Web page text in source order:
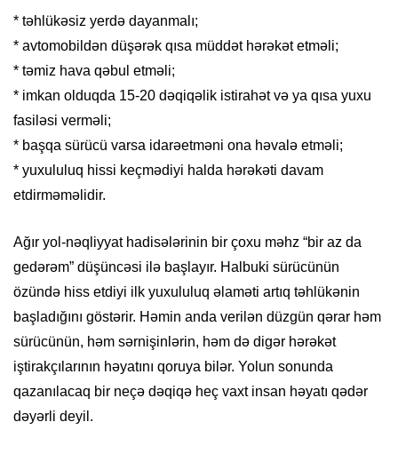
* təhlükəsiz yerdə dayanmalı;
* avtomobildən düşərək qısa müddət hərəkət etməli;
* təmiz hava qəbul etməli;
* imkan olduqda 15-20 dəqiqəlik istirahət və ya qısa yuxu
fasiləsi verməli;
* başqa sürücü varsa idarəetməni ona həvalə etməli;
* yuxululuq hissi keçmədiyi halda hərəkəti davam
etdirməməlidir.
Ağır yol-nəqliyyat hadisələrinin bir çoxu məhz “bir az da
gedərəm” düşüncəsi ilə başlayır. Halbuki sürücünün
özündə hiss etdiyi ilk yuxululuq əlaməti artıq təhlükənin
başladığını göstərir. Həmin anda verilən düzgün qərar həm
sürücünün, həm sərnişinlərin, həm də digər hərəkət
iştirakçılarının həyatını qoruya bilər. Yolun sonunda
qazanılacaq bir neçə dəqiqə heç vaxt insan həyatı qədər
dəyərli deyil.